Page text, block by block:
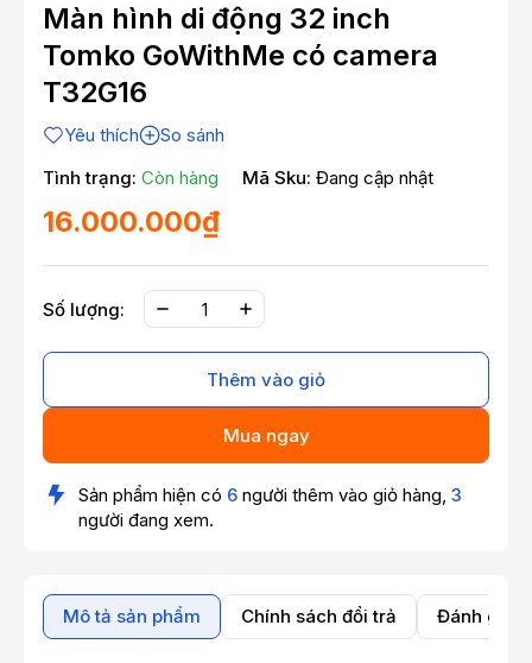
Màn hình di động 32 inch
Tomko GoWithMe có camera
T32G16
Yêu thích
So sánh
Tình trạng: Còn hàng Mã Sku: Đang cập nhật
16.000.000₫
Số lượng:
Thêm vào giỏ
Mua ngay
Sản phẩm hiện có 6 người thêm vào giỏ hàng, 3
người đang xem.
Mô tả sản phẩm Chính sách đổi trả Đánh giá